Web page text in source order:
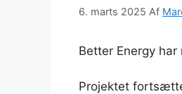
6. marts 2025 Af
Better Energy
Projektet